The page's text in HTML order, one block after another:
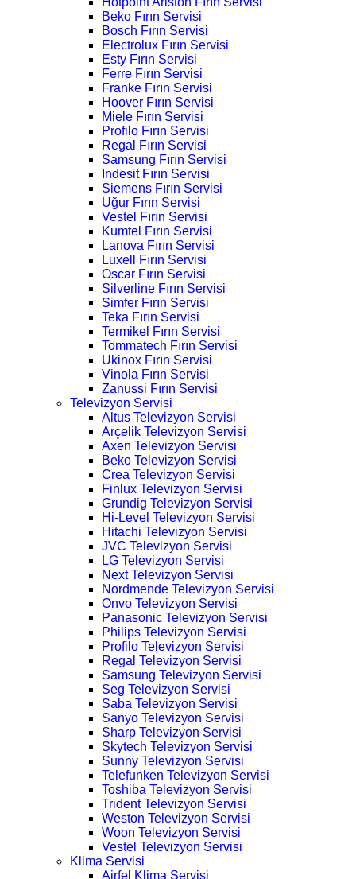
Beko Fırın Servisi
Bosch Fırın Servisi
Electrolux Fırın Servisi
Esty Fırın Servisi
Ferre Fırın Servisi
Franke Fırın Servisi
Hoover Fırın Servisi
Miele Fırın Servisi
Profilo Fırın Servisi
Regal Fırın Servisi
Samsung Fırın Servisi
Indesit Fırın Servisi
Siemens Fırın Servisi
Uğur Fırın Servisi
Vestel Fırın Servisi
Kumtel Fırın Servisi
Lanova Fırın Servisi
Luxell Fırın Servisi
Oscar Fırın Servisi
Silverline Fırın Servisi
Simfer Fırın Servisi
Teka Fırın Servisi
Termikel Fırın Servisi
Tommatech Fırın Servisi
Ukinox Fırın Servisi
Vinola Fırın Servisi
Zanussi Fırın Servisi
Televizyon Servisi
Altus Televizyon Servisi
Arçelik Televizyon Servisi
Axen Televizyon Servisi
Beko Televizyon Servisi
Crea Televizyon Servisi
Finlux Televizyon Servisi
Grundig Televizyon Servisi
Hi-Level Televizyon Servisi
Hitachi Televizyon Servisi
JVC Televizyon Servisi
LG Televizyon Servisi
Next Televizyon Servisi
Nordmende Televizyon Servisi
Onvo Televizyon Servisi
Panasonic Televizyon Servisi
Philips Televizyon Servisi
Profilo Televizyon Servisi
Regal Televizyon Servisi
Samsung Televizyon Servisi
Seg Televizyon Servisi
Saba Televizyon Servisi
Sanyo Televizyon Servisi
Sharp Televizyon Servisi
Skytech Televizyon Servisi
Sunny Televizyon Servisi
Telefunken Televizyon Servisi
Toshiba Televizyon Servisi
Trident Televizyon Servisi
Weston Televizyon Servisi
Woon Televizyon Servisi
Vestel Televizyon Servisi
Klima Servisi
Airfel Klima Servisi